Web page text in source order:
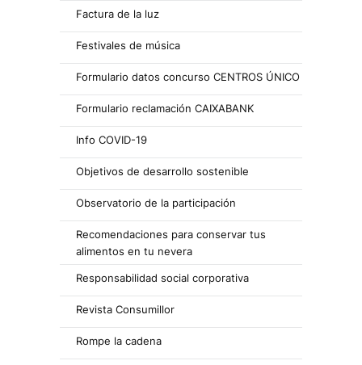
Factura de la luz
Festivales de música
Formulario datos concurso CENTROS ÚNICO
Formulario reclamación CAIXABANK
Info COVID-19
Objetivos de desarrollo sostenible
Observatorio de la participación
Recomendaciones para conservar tus
alimentos en tu nevera
Responsabilidad social corporativa
Revista Consumillor
Rompe la cadena